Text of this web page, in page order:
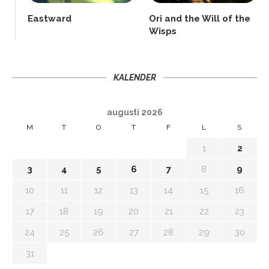
Eastward
Ori and the Will of the
Wisps
KALENDER
augusti 2026
M T O T F L S
1
2
3
4 5 6 7 8
9
10
11 12 13 14 15
16
17
18 19 20 21 22
23
24
25 26 27 28 29
30
31